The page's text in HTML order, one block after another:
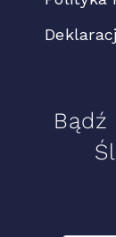
Bądź